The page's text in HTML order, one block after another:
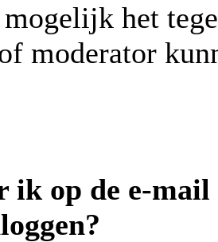
het
moderator
ik op de e-